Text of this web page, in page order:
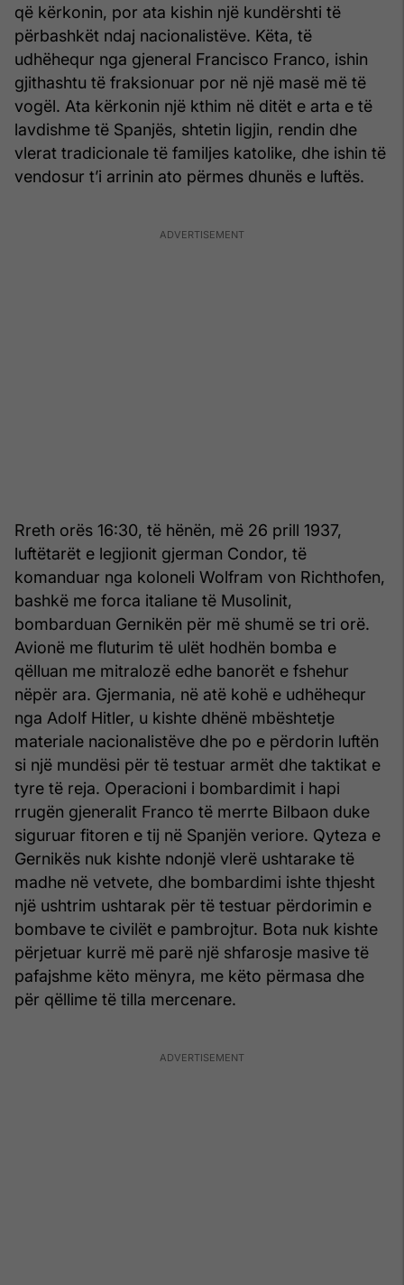
që kërkonin, por ata kishin një kundërshti të
përbashkët ndaj nacionalistëve. Këta, të
udhëhequr nga gjeneral Francisco Franco, ishin
gjithashtu të fraksionuar por në një masë më të
vogël. Ata kërkonin një kthim në ditët e arta e të
lavdishme të Spanjës, shtetin ligjin, rendin dhe
vlerat tradicionale të familjes katolike, dhe ishin të
vendosur t’i arrinin ato përmes dhunës e luftës.
Rreth orës 16:30, të hënën, më 26 prill 1937,
luftëtarët e legjionit gjerman Condor, të
komanduar nga koloneli Wolfram von Richthofen,
bashkë me forca italiane të Musolinit,
bombarduan Gernikën për më shumë se tri orë.
Avionë me fluturim të ulët hodhën bomba e
qëlluan me mitralozë edhe banorët e fshehur
nëpër ara. Gjermania, në atë kohë e udhëhequr
nga Adolf Hitler, u kishte dhënë mbështetje
materiale nacionalistëve dhe po e përdorin luftën
si një mundësi për të testuar armët dhe taktikat e
tyre të reja. Operacioni i bombardimit i hapi
rrugën gjeneralit Franco të merrte Bilbaon duke
siguruar fitoren e tij në Spanjën veriore. Qyteza e
Gernikës nuk kishte ndonjë vlerë ushtarake të
madhe në vetvete, dhe bombardimi ishte thjesht
një ushtrim ushtarak për të testuar përdorimin e
bombave te civilët e pambrojtur. Bota nuk kishte
përjetuar kurrë më parë një shfarosje masive të
pafajshme këto mënyra, me këto përmasa dhe
për qëllime të tilla mercenare.